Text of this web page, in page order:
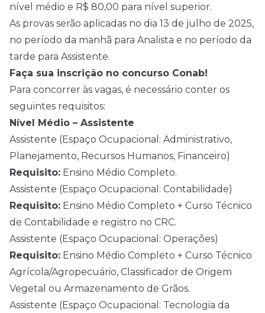
nível médio e R$ 80,00 para nível superior.
As provas serão aplicadas no dia 13 de julho de 2025,
no período da manhã para Analista e no período da
tarde para Assistente.
Faça sua inscrição no concurso Conab!
Para concorrer às vagas, é necessário conter os
seguintes requisitos:
Nível Médio – Assistente
Assistente (Espaço Ocupacional: Administrativo,
Planejamento, Recursos Humanos, Financeiro)
Requisito: Ensino Médio Completo.
Assistente (Espaço Ocupacional: Contabilidade)
Requisito: Ensino Médio Completo + Curso Técnico
de Contabilidade e registro no CRC.
Assistente (Espaço Ocupacional: Operações)
Requisito: Ensino Médio Completo + Curso Técnico
Agrícola/Agropecuário, Classificador de Origem
Vegetal ou Armazenamento de Grãos.
Assistente (Espaço Ocupacional: Tecnologia da